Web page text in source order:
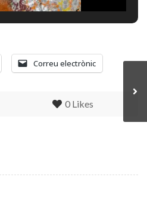
Correu electrònic
0 Likes